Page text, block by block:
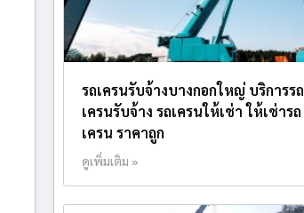
รถเครนรับจ้างบางกอกใหญ่ บริการรถ
เครนรับจ้าง รถเครนให้เช่า ให้เช่ารถ
เครน ราคาถูก
ดูเพิ่มเติม »